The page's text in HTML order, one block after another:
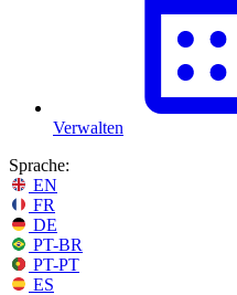
Verwalten
Sprache:
EN
FR
DE
PT-BR
PT-PT
ES